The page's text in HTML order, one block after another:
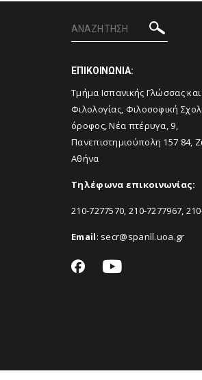
ΕΠΙΚΟΙΝΩΝΙΑ:
Τμήμα Ισπανικής Γλώσσας και
Φιλολογίας, Φιλοσοφική
όροφος, Νέα πτέρυγα, 9,
Πανεπιστημιούπολη 157 84,
Αθήνα
Τηλέφωνα επικοινωνίας:
210-7277570, 210-7277967,
Email: secr@spanll.uoa.gr